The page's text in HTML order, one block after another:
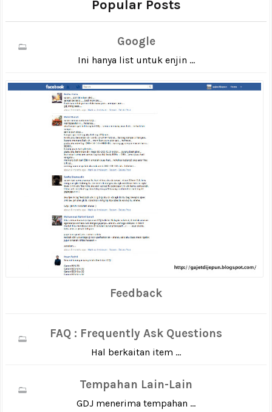
Popular Posts
Google
Ini hanya list untuk enjin ...
Feedback
FAQ : Frequently Ask Questions
Hal berkaitan item ...
Tempahan Lain-Lain
GDJ menerima tempahan ...